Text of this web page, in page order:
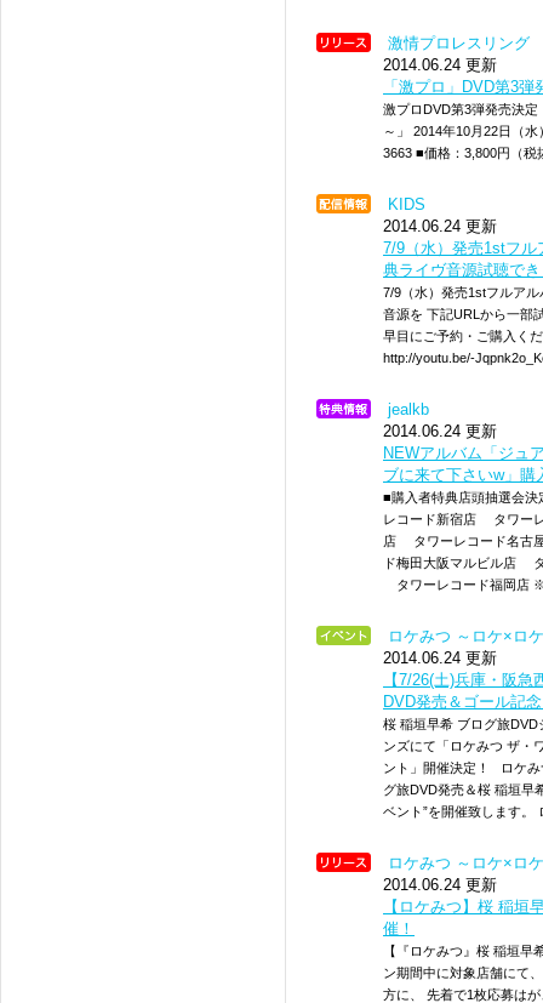
激情プロレスリング
2014.06.24 更新
「激プロ」DVD第3弾
激プロDVD第3弾発売決
～」 2014年10月22日（
3663 ■価格：3,800円（税
KIDS
2014.06.24 更新
7/9（水）発売1stフル
典ライヴ音源試聴で
7/9（水）発売1stフルア
音源を 下記URLから一部
早目にご予約・ご購入く
http://youtu.be/-
jealkb
2014.06.24 更新
NEWアルバム「ジュ
ブに来て下さいw」購
■購入者特典店頭抽選会
レコード新宿店 タワー
店 タワーレコード名古
ド梅田大阪マルビル店
タワーレコード福岡店
ロケみつ ～ロケ×ロ
2014.06.24 更新
【7/26(土)兵庫・阪
DVD発売＆ゴール記
桜 稲垣早希 ブログ旅
ンズにて「ロケみつ ザ・
ント」開催決定！ ロケみ
グ旅DVD発売＆桜 稲垣早
ベント”を開催致します。
ロケみつ ～ロケ×ロ
2014.06.24 更新
【ロケみつ】桜 稲垣
催！
【『ロケみつ』桜 稲垣
ン期間中に対象店舗にて
方に、 先着で1枚応募は